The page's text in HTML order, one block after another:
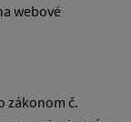
webové
zákonom č.